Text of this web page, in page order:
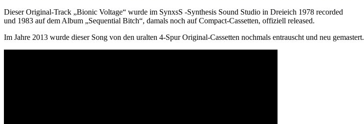
Dieser Original-Track „Bionic Voltage“ wurde im SynxsS -Synthesis Sound Studio in Dreieich 1978 recorded
und 1983 auf dem Album „Sequential Bitch“, damals noch auf Compact-Cassetten, offiziell released.
Im Jahre 2013 wurde dieser Song von den uralten 4-Spur Original-Cassetten nochmals entrauscht und neu gemastert.